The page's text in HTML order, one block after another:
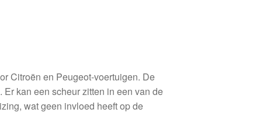
Citroën en Peugeot-voertuigen. De
kan een scheur zitten in een van de
wat geen invloed heeft op de